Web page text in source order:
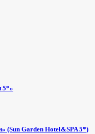
5*»
(Sun Garden Hotel&SPA 5*)